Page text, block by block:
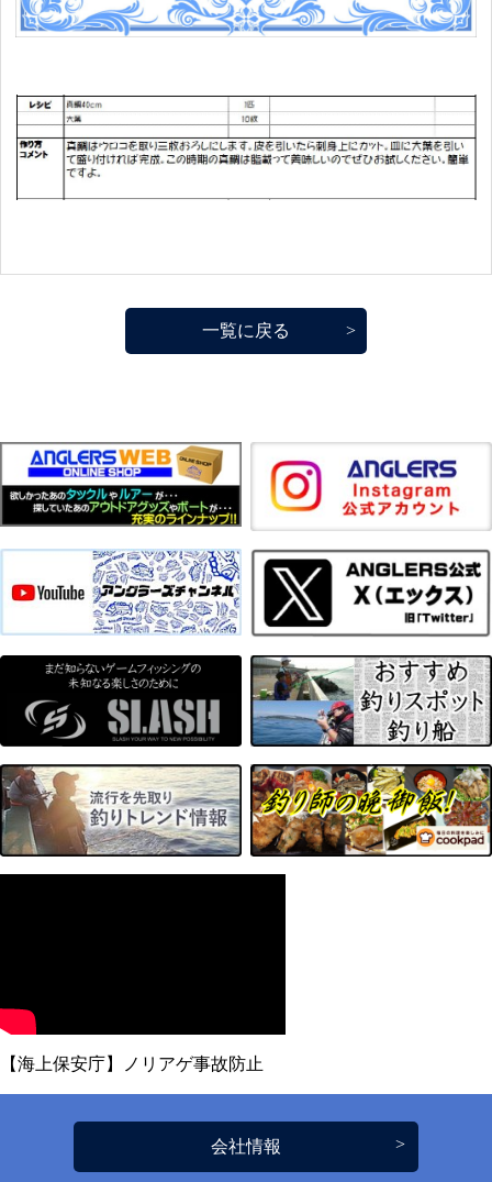
一覧に戻る
【海上保安庁】ノリアゲ事故防止
会社情報